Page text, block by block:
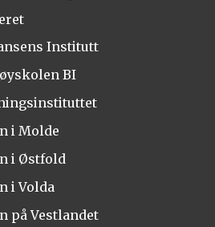
Institutt
BI
i Molde
i Østfold
i Volda
på Vestlandet